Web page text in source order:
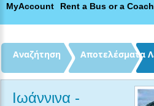
MyAccount Rent a Bus or a Coach